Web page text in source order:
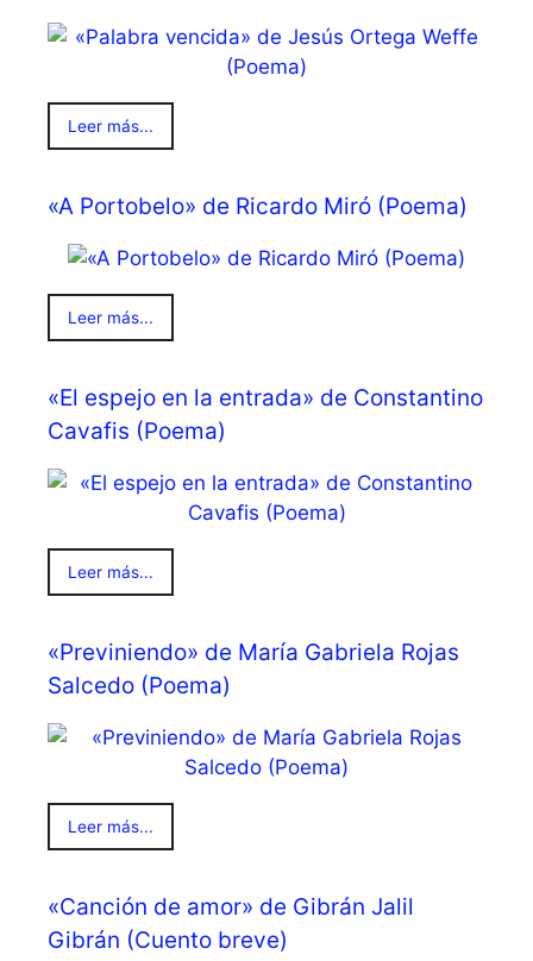
Leer más...
«A Portobelo» de Ricardo Miró (Poema)
Leer más...
«El espejo en la entrada» de Constantino
Cavafis (Poema)
Leer más...
«Previniendo» de María Gabriela Rojas
Salcedo (Poema)
Leer más...
«Canción de amor» de Gibrán Jalil
Gibrán (Cuento breve)